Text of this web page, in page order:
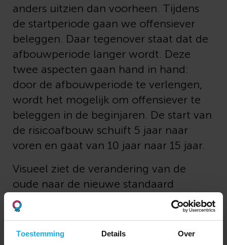
Toestemming Details Over
anders uitzien dan voorheen. Tijdens
de startperiode gaan we offensiever
beleggen. Daar tegenover staat dat de
afbouwperiode langer wordt. Deze
twee aspecten gaan hand in hand:
door de afbouwperiode te verlengen,
wordt het mogelijk om offensiever te
beleggen in de beginjaren. De start van
de risicoafbouw schuift 5 jaar naar
voren en gaat van 10 jaar naar 15 jaar.
Visueel ziet de verandering van de
oude naar de nieuwe standaard
lifecycle er als volgt uit: